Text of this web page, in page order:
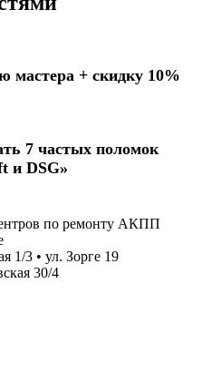
мастера + скидку 10%
7 частых поломок
и DSG»
по ремонту АКПП
1/3 • ул. Зорге 19
30/4